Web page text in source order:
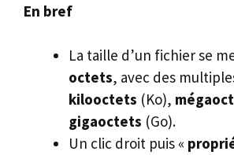
En bref
La taille d’un fichier se
octets, avec des
kilooctets (Ko),
gigaoctets (Go).
Un clic droit puis «